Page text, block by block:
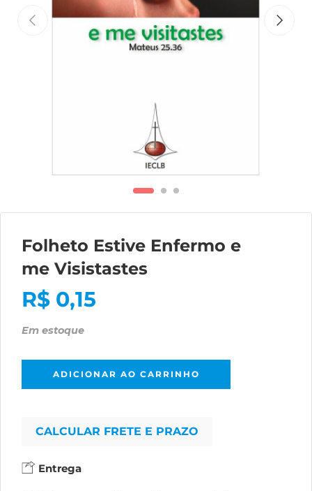
Folheto Estive Enfermo e
me Visistastes
R$ 0,15
Em estoque
ADICIONAR AO CARRINHO
CALCULAR FRETE E PRAZO
Entrega